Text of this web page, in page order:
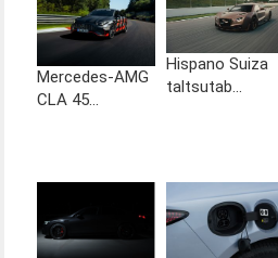
Mercedes-AMG
CLA 45...
Hispano Suiza
taltsutab...